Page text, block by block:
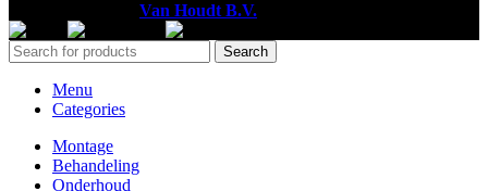
Van Houdt B.V.
Search
Menu
Categories
Montage
Behandeling
Onderhoud